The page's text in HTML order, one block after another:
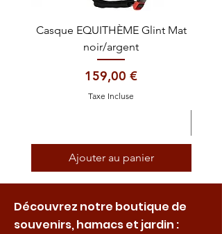
Casque EQUITHÈME Glint Mat
noir/argent
Prix
159,00 €
Taxe Incluse
Ajouter au panier
Découvrez notre boutique de
souvenirs, hamacs et jardin :